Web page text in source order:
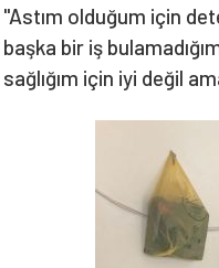
"Astım olduğum için
başka bir iş
sağlığım için iyi değil